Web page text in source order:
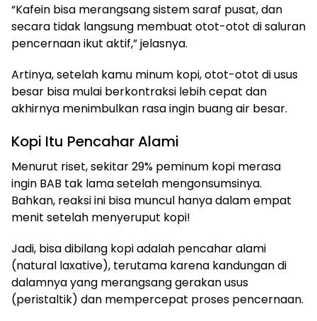
“Kafein bisa merangsang sistem saraf pusat, dan
secara tidak langsung membuat otot-otot di saluran
pencernaan ikut aktif,” jelasnya.
Artinya, setelah kamu minum kopi, otot-otot di usus
besar bisa mulai berkontraksi lebih cepat dan
akhirnya menimbulkan rasa ingin buang air besar.
Kopi Itu Pencahar Alami
Menurut riset, sekitar 29% peminum kopi merasa
ingin BAB tak lama setelah mengonsumsinya.
Bahkan, reaksi ini bisa muncul hanya dalam empat
menit setelah menyeruput kopi!
Jadi, bisa dibilang kopi adalah pencahar alami
(natural laxative), terutama karena kandungan di
dalamnya yang merangsang gerakan usus
(peristaltik) dan mempercepat proses pencernaan.